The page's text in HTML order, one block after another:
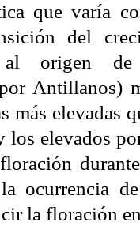
que varía
del
al origen
Antillanos)
más elevadas
los elevados
la ocurrencia
la floración